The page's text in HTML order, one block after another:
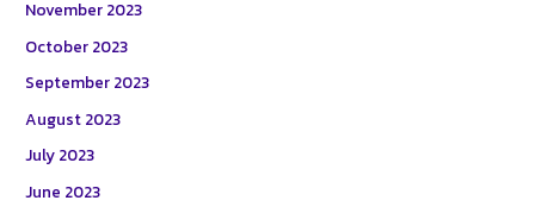
November 2023
October 2023
September 2023
August 2023
July 2023
June 2023